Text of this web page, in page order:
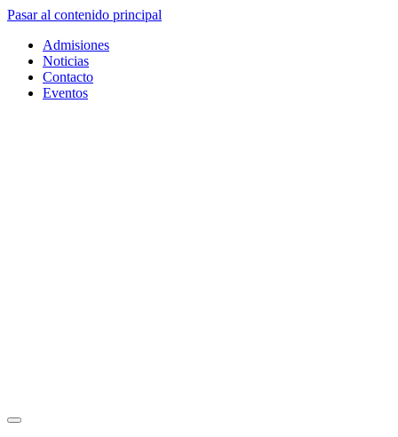
Pasar al contenido principal
Admisiones
Noticias
Contacto
Eventos